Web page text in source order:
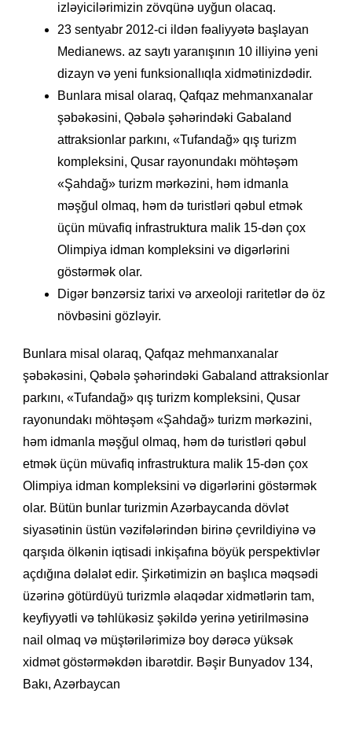
izləyicilərimizin zövqünə uyğun olacaq.
23 sentyabr 2012-ci ildən fəaliyyətə başlayan
Medianews. az saytı yaranışının 10 illiyinə yeni
dizayn və yeni funksionallıqla xidmətinizdədir.
Bunlara misal olaraq, Qafqaz mehmanxanalar
şəbəkəsini, Qəbələ şəhərindəki Gabaland
attraksionlar parkını, «Tufandağ» qış turizm
kompleksini, Qusar rayonundakı möhtəşəm
«Şahdağ» turizm mərkəzini, həm idmanla
məşğul olmaq, həm də turistləri qəbul etmək
üçün müvafiq infrastruktura malik 15-dən çox
Olimpiya idman kompleksini və digərlərini
göstərmək olar.
Digər bənzərsiz tarixi və arxeoloji raritetlər də öz
növbəsini gözləyir.
Bunlara misal olaraq, Qafqaz mehmanxanalar
şəbəkəsini, Qəbələ şəhərindəki Gabaland attraksionlar
parkını, «Tufandağ» qış turizm kompleksini, Qusar
rayonundakı möhtəşəm «Şahdağ» turizm mərkəzini,
həm idmanla məşğul olmaq, həm də turistləri qəbul
etmək üçün müvafiq infrastruktura malik 15-dən çox
Olimpiya idman kompleksini və digərlərini göstərmək
olar. Bütün bunlar turizmin Azərbaycanda dövlət
siyasətinin üstün vəzifələrindən birinə çevrildiyinə və
qarşıda ölkənin iqtisadi inkişafına böyük perspektivlər
açdığına dəlalət edir. Şirkətimizin ən başlıca məqsədi
üzərinə götürdüyü turizmlə əlaqədar xidmətlərin tam,
keyfiyyətli və təhlükəsiz şəkildə yerinə yetirilməsinə
nail olmaq və müştərilərimizə boy dərəcə yüksək
xidmət göstərməkdən ibarətdir. Bəşir Bunyadov 134,
Bakı, Azərbaycan